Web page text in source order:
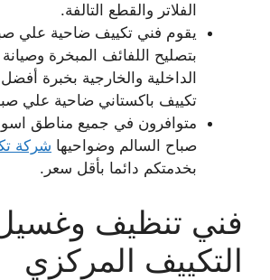
الفلاتر والقطع التالفة.
يقوم فني تكييف ضاحية علي
بتصليح اللفائف المبخرة
الداخلية والخارجية بخبرة
تكييف باكستاني ضاحية علي
متوافرون في جميع مناطق
صباح السالم وضواحيها شركة
بخدمتكم دائما بأقل سعر.
فني تنظيف
التكييف المركزي